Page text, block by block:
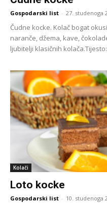
Gospodarski list - 27. studenoga
Čudne kocke. Kolač bogat
naranče, džema, kave,
ljubitelji klasičnih
Kolači
Loto kocke
Gospodarski list - 10. studenoga